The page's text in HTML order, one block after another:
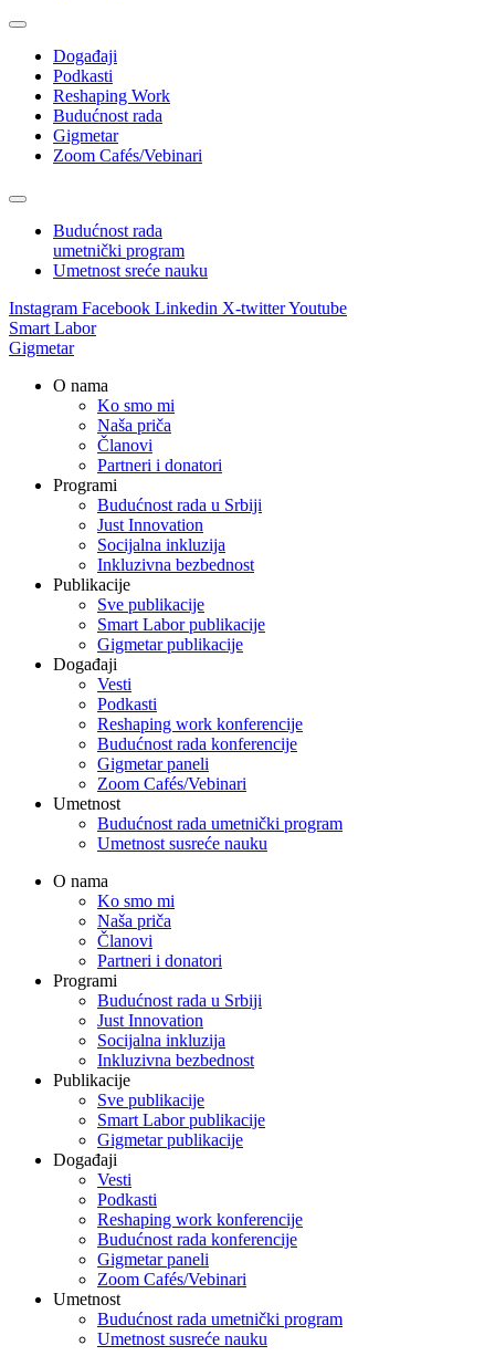
Događaji
Podkasti
Reshaping Work
Budućnost rada
Gigmetar
Zoom Cafés/Vebinari
Budućnost rada
umetnički program
Umetnost sreće nauku
Instagram Facebook Linkedin X-twitterYoutube
Smart Labor
Gigmetar
O nama
Ko smo mi
Naša priča
Članovi
Partneri i donatori
Programi
Budućnost rada u Srbiji
Just Innovation
Socijalna inkluzija
Inkluzivna bezbednost
Publikacije
Sve publikacije
Smart Labor publikacije
Gigmetar publikacije
Događaji
Vesti
Podkasti
Reshaping work konferencije
Budućnost rada konferencije
Gigmetar paneli
Zoom Cafés/Vebinari
Umetnost
Budućnost rada umetnički program
Umetnost susreće nauku
O nama
Ko smo mi
Naša priča
Članovi
Partneri i donatori
Programi
Budućnost rada u Srbiji
Just Innovation
Socijalna inkluzija
Inkluzivna bezbednost
Publikacije
Sve publikacije
Smart Labor publikacije
Gigmetar publikacije
Događaji
Vesti
Podkasti
Reshaping work konferencije
Budućnost rada konferencije
Gigmetar paneli
Zoom Cafés/Vebinari
Umetnost
Budućnost rada umetnički program
Umetnost susreće nauku